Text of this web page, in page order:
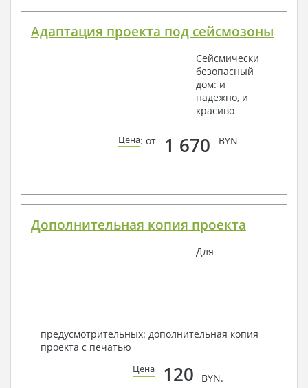
Адаптация проекта под сейсмозоны
Сейсмически
безопасный
дом: и
надежно, и
красиво
Цена: от 1 670 BYN
Дополнительная копия проекта
Для
предусмотрительных: дополнительная копия
проекта с печатью
Цена 120 BYN.